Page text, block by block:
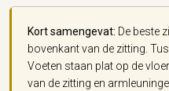
Kort samengevat: De beste
bovenkant van de zitting.
Voeten staan plat op de
van de zitting en